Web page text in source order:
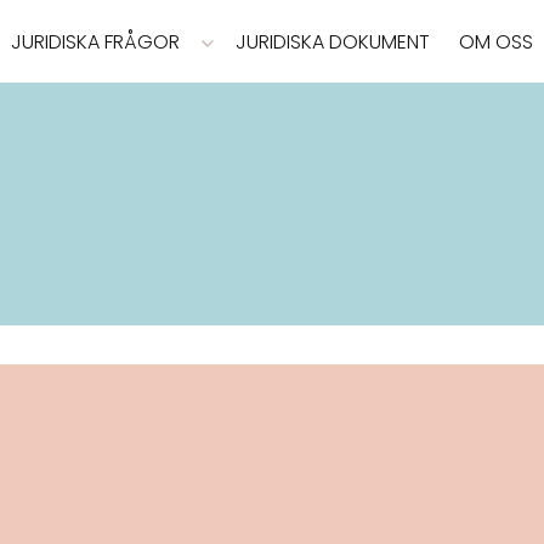
JURIDISKA FRÅGOR JURIDISKA DOKUMENT OM OSS